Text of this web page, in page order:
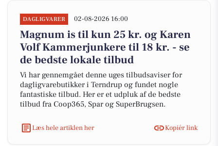
DAGLIGVARER 02-08-2026 16:00
Magnum is til kun 25 kr. og Karen
Volf Kammerjunkere til 18 kr. - se
de bedste lokale tilbud
Vi har gennemgået denne uges tilbudsaviser for
dagligvarebutikker i Terndrup og fundet nogle
fantastiske tilbud. Her er et udpluk af de bedste
tilbud fra Coop365, Spar og SuperBrugsen.
Læs hele artiklen her Kopiér link